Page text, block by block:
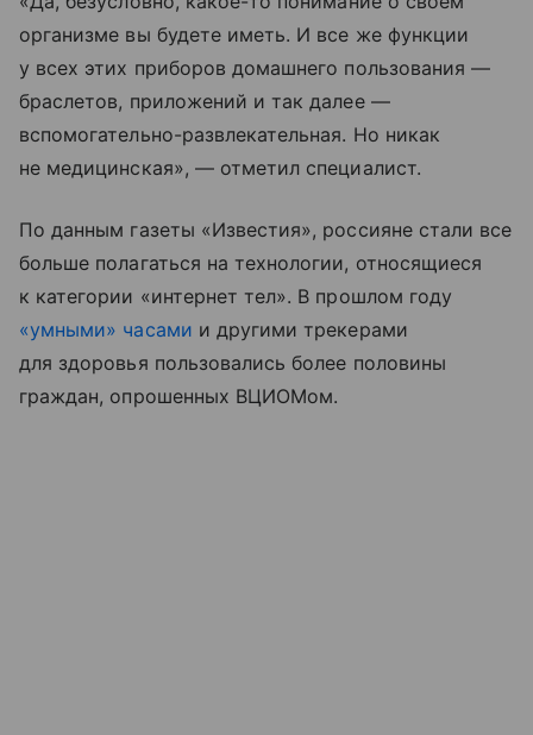
организме вы будете иметь. И все же функции
у всех этих приборов домашнего пользования —
браслетов, приложений и так далее —
вспомогательно-развлекательная. Но никак
не медицинская», — отметил специалист.
По данным газеты «Известия», россияне стали все
больше полагаться на технологии, относящиеся
к категории «интернет тел». В прошлом году
«умными» часами и другими трекерами
для здоровья пользовались более половины
граждан, опрошенных ВЦИОМом.